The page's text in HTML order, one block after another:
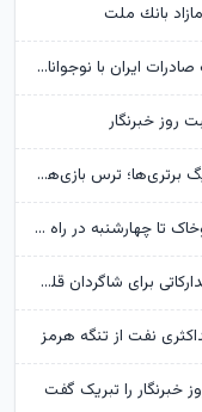
​فرزندان ایران در راه قهرمانی/ همراهی بانک صادرات ایران با نوجوانان و جوانان اعزامی به رقابت‌های وزنه‌برداری تاشکند
روز خبرنگار
نگاهی به مسیر درآمدزایی فراموش شده لیگ برتری‌ها؛ ترس بازی‌‎های تدارکاتی بزرگ ریخته شود
هشدار زرد هواشناسی تهران؛ تندباد و گردوخاک تا چهارشنبه در راه است
برنامه تیم ملی برای فیفادی مهر/ ۳ دیدار تدارکاتی برای شاگردان قلعه‌نویی
نفت از تنگه هرمز
خبرنگار را تبریک گفت